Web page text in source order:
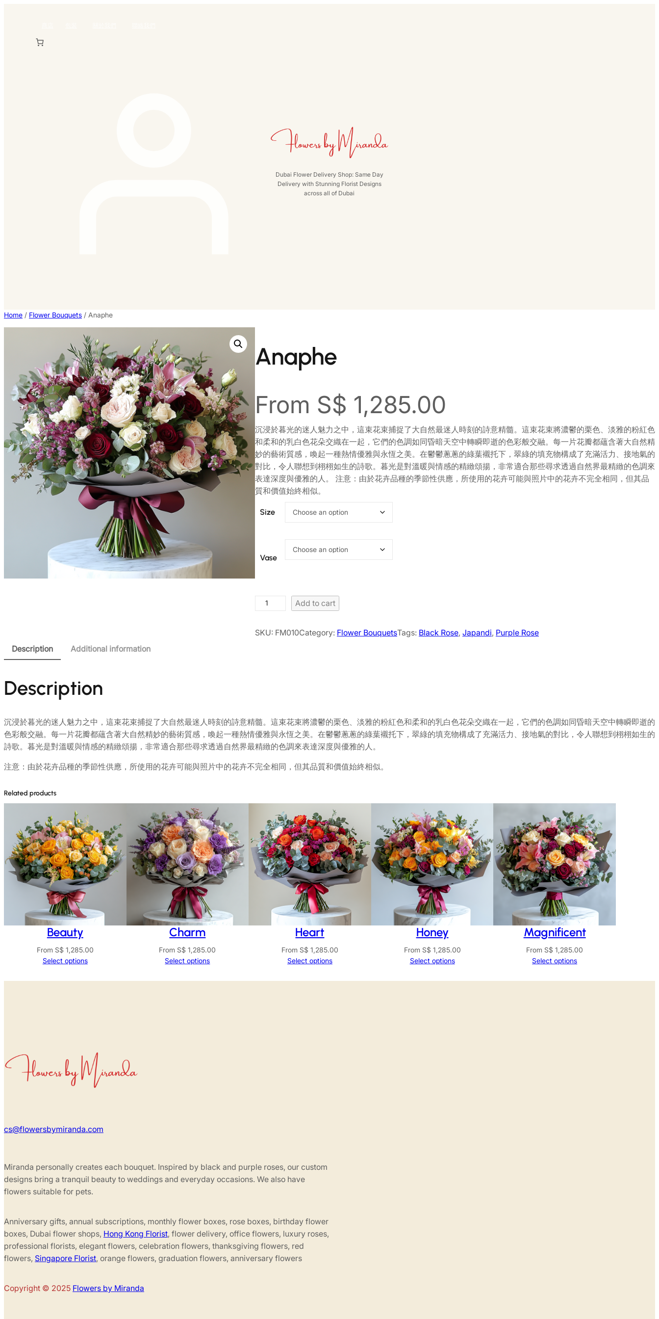
Dubai Flower Delivery Shop: Same Day
Delivery with Stunning Florist Designs
across all of Dubai
Home / Flower Bouquets / Anaphe
Anaphe
From S$ 1,285.00
沉浸於暮光的迷人魅力之中，這束花束捕捉了大自然最迷人時刻的詩意精髓。這束花束將濃鬱的栗色、淡雅的粉紅色
和柔和的乳白色花朵交織在一起，它們的色調如同昏暗天空中轉瞬即逝的色彩般交融。每一片花瓣都蘊含著大自然精
妙的藝術質感，喚起一種熱情優雅與永恆之美。在鬱鬱蔥蔥的綠葉襯托下，翠綠的填充物構成了充滿活力、接地氣的
對比，令人聯想到栩栩如生的詩歌。暮光是對溫暖與情感的精緻頌揚，非常適合那些尋求透過自然界最精緻的色調來
表達深度與優雅的人。 注意：由於花卉品種的季節性供應，所使用的花卉可能與照片中的花卉不完全相同，但其品
質和價值始終相似。
Size
Vase
p
t
i
t
y
Add to cart
SKU: FM010Category: Flower BouquetsTags: Black Rose, Japandi, Purple Rose
Description
Additional information
Description
沉浸於暮光的迷人魅力之中，這束花束捕捉了大自然最迷人時刻的詩意精髓。這束花束將濃鬱的栗色、淡雅的粉紅色和柔和的乳白色花朵交織在一起，它們的色調如同昏暗天空中轉瞬即逝的
色彩般交融。每一片花瓣都蘊含著大自然精妙的藝術質感，喚起一種熱情優雅與永恆之美。在鬱鬱蔥蔥的綠葉襯托下，翠綠的填充物構成了充滿活力、接地氣的對比，令人聯想到栩栩如生的
詩歌。暮光是對溫暖與情感的精緻頌揚，非常適合那些尋求透過自然界最精緻的色調來表達深度與優雅的人。
注意：由於花卉品種的季節性供應，所使用的花卉可能與照片中的花卉不完全相同，但其品質和價值始終相似。
Related products
Beauty
From S$ 1,285.00
Select options
Charm
FromS$ 1,285.00
Select options
Heart
From S$ 1,285.00
Select options
Honey
From S$ 1,285.00
Select options
Magnificent
FromS$ 1,285.00
Select options
cs@flowersbymiranda.com
Miranda personally creates each bouquet. Inspired by black and purple roses, our custom
designs bring a tranquil beauty to weddings and everyday occasions. We also have
flowers suitable for pets.
Anniversary gifts, annual subscriptions, monthly flower boxes, rose boxes, birthday flower
boxes, Dubai flower shops, Hong Kong Florist, flower delivery, office flowers, luxury roses,
professional florists, elegant flowers, celebration flowers, thanksgiving flowers, red
flowers, Singapore Florist, orange flowers, graduation flowers, anniversary flowers
Copyright © 2025 Flowers by Miranda